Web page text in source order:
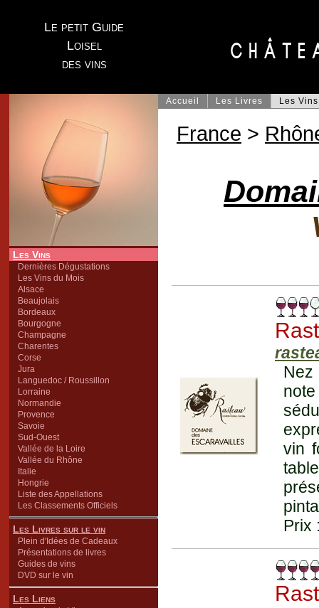
Le petit Guide
Loisel
des vins
Les Vins
Dernières Dégustations
Les Vins du Mois
Alsace
Beaujolais
Bordeaux
Bourgogne
Champagne
Charentes
Corse
Jura
Languedoc / Roussillon
Lorraine
Normandie
Provence
Savoie
Sud-Ouest
Vallée de la Loire
Vallée du Rhône
Italie
Hongrie
Liste des Appellations
Les Classements Officiels
Les Livres sur le vin
Plein d'Idées de Cadeaux
Présentations de livres
Guides de vins
DVD sur le vin
Les Liens
Accueil Les Livres Les Vins
France >
Nez
vin
Prix